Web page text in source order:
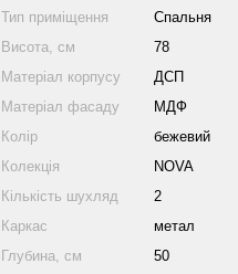
Тип приміщення
Спальня
Висота, см
78
Матеріал корпусу
ДСП
Матеріал фасаду
МДФ
Колір
бежевий
Колекція
NOVA
Кількість шухляд
2
Каркас
метал
Глубина, см
50